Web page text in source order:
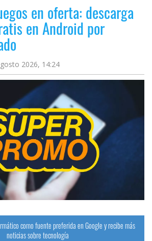
en oferta: descarga
en Android por
2026, 14:24
como fuente preferida en Google y recibe más
noticias sobre tecnología